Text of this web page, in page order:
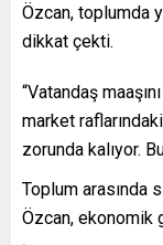
Özcan, toplumda
dikkat çekti.
“Vatandaş
market
zorunda kalıyor.
Toplum arasında
Özcan, ekonomik